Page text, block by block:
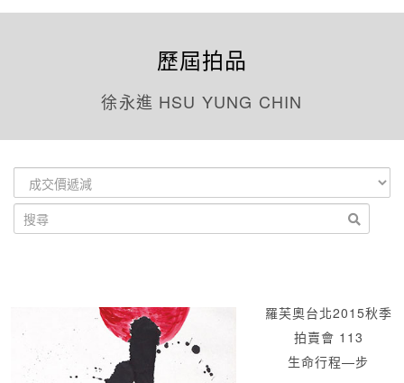
歷屆拍品
徐永進 HSU YUNG CHIN
羅芙奧台北2015秋季
拍賣會 113
生命行程—步